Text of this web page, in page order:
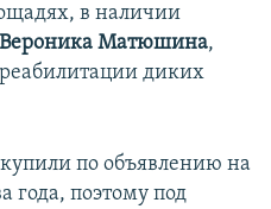
в наличии
Вероника Матюшина,
диких
по объявлению на
года, поэтому под